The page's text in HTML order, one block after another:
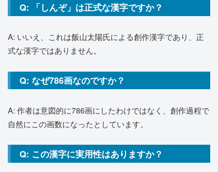
Q: 「しんぞ」は正式な漢字ですか？
A: いいえ、これは飯山太陽氏による創作漢字であり、正
式な漢字ではありません。
Q: なぜ786画なのですか？
A: 作者は意図的に786画にしたわけではなく、創作過程で
自然にこの画数になったとしています。
Q: この漢字に実用性はありますか？